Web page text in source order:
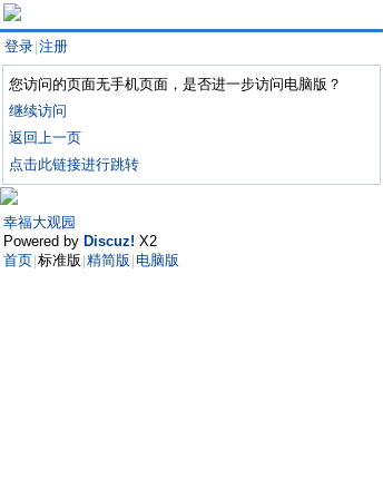
登录 注册
您访问的页面无手机页面，是否进一步访问电脑版？
继续访问
返回上一页
点击此链接进行跳转
幸福大观园
Powered by Discuz! X2
首页 标准版 精简版 电脑版